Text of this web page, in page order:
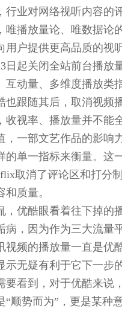
行业对网络视听内容的
唯播放量论、唯数据论
用户提供更高品质的视
日起关闭全站前台播放
互动量、多维度播放类
也跟随其后，取消视频
收视率、播放量并不能
，一部文艺作品的影响
的单一指标来衡量。这
取消了评论区和打分
和质量。
，优酷眼看着往下掉的
病，因为作为三大流量
视频的播放量一直是优
示无疑有利于它下一步
要看到，对于优酷来说
“顺势而为”，更是某种